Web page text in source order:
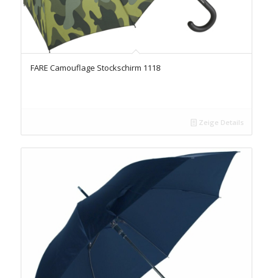
FARE Camouflage Stockschirm 1118
Zeige Details